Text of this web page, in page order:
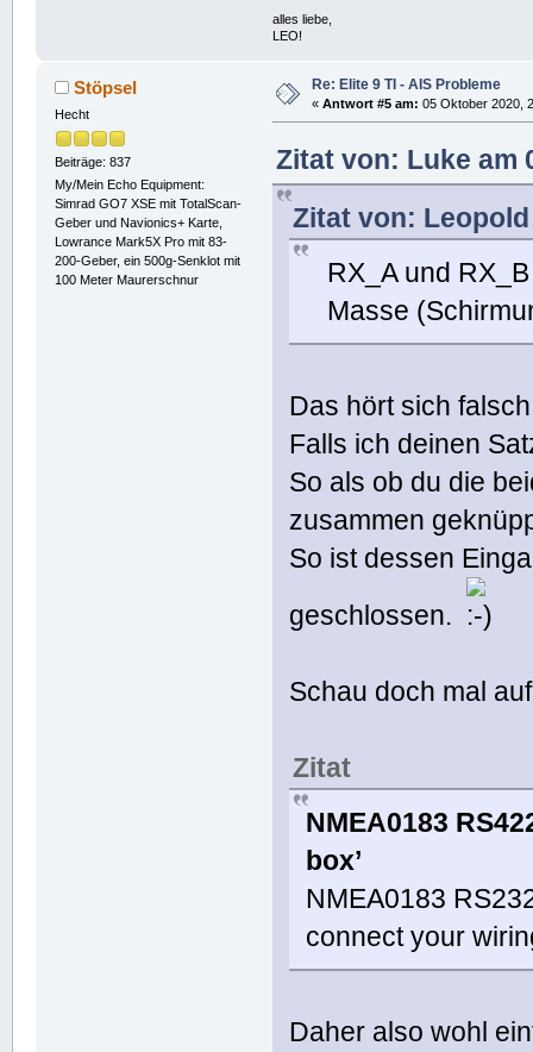
alles liebe,
LEO!
Stöpsel
Hecht
Beiträge: 837
My/Mein Echo Equipment:
Simrad GO7 XSE mit TotalScan-
Geber und Navionics+ Karte,
Lowrance Mark5X Pro mit 83-
200-Geber, ein 500g-Senklot mit
100 Meter Maurerschnur
Re: Elite 9 TI - AIS Probleme
« Antwort #5 am: 05 Oktober 2020,
Zitat von: Luke am
Zitat von:
RX_A und
Masse
Das hört sich
Falls ich deinen
So als ob du die
zusammen
So ist dessen
geschlossen.
Schau doch mal
Zitat
NMEA0183
box’
NMEA0183
connect your
Daher also wohl